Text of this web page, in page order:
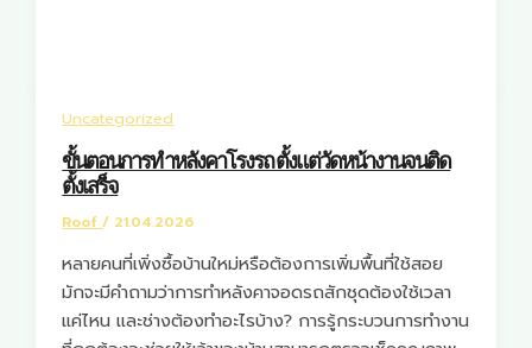
Uncategorized
ขั้นตอนการทำหลังคาโรงรถ ตั้งแต่วัดหน้างานจนติด
ตั้งเสร็จ
Roof/ 21.04.2026
หลายคนที่เพิ่งซื้อบ้านใหม่หรือต้องการเพิ่มพื้นที่ใช้สอย
มักจะมีคำถามว่าการทำหลังคาจอดรถสักชุดต้องใช้เวลา
แค่ไหน และช่างต้องทำอะไรบ้าง? การรู้กระบวนการทำงาน